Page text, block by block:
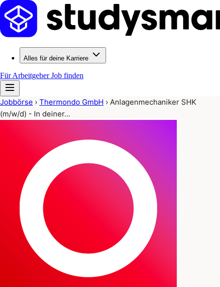
Alles für deine Karriere
Für ArbeitgeberJob finden
Jobbörse › Thermondo GmbH › Anlagenmechaniker SHK
(m/w/d) - In deiner…